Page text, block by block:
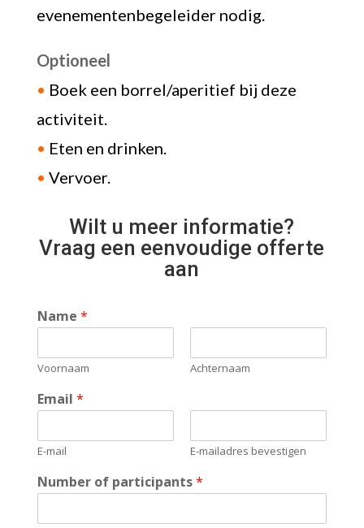
evenementenbegeleider nodig.
Optioneel
• Boek een borrel/aperitief bij deze
activiteit.
• Eten en drinken.
• Vervoer.
Wilt u meer informatie?
Vraag een eenvoudige offerte
aan
Name *
Voornaam Achternaam
Email *
E-mail E-mailadres bevestigen
Number of participants*